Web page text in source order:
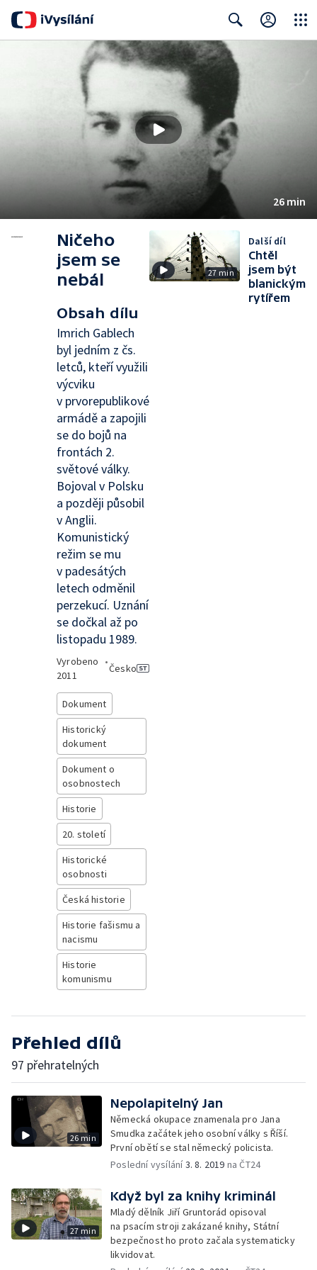
Search
26 min
Ničeho
jsem se
nebál
Obsah dílu
Imrich Gablech
byl jedním z čs.
letců, kteří využili
výcviku
v prvorepublikové
armádě a zapojili
se do bojů na
frontách 2.
světové války.
Bojoval v Polsku
a později působil
v Anglii.
Komunistický
režim se mu
v padesátých
letech odměnil
perzekucí. Uznání
se dočkal až po
listopadu 1989.
Vyrobeno
2011
•
Česko
Dokument
Historický
dokument
Dokument o
osobnostech
Historie
20. století
Historické
osobnosti
Česká historie
Historie fašismu a
nacismu
Historie
komunismu
27 min
Další díl
Chtěl
jsem být
blanickým
rytířem
Přehled dílů
97 přehratelných
26 min
Nepolapitelný Jan
Německá okupace znamenala pro Jana
Smudka začátek jeho osobní války s Říší.
První obětí se stal německý policista.
Poslední vysílání3. 8. 2019 na ČT24
27 min
Když byl za knihy kriminál
Mladý dělník Jiří Gruntorád opisoval
na psacím stroji zakázané knihy, Státní
bezpečnost ho proto začala systematicky
likvidovat.